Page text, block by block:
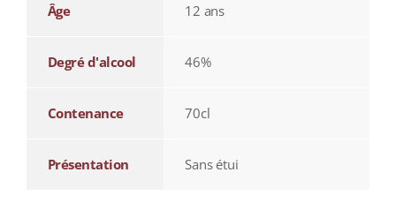
Âge 12 ans
Degré d'alcool 46%
Contenance 70cl
Présentation Sans étui